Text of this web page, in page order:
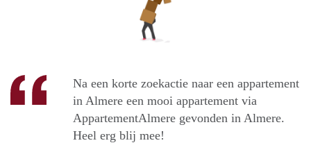
Na een korte zoekactie naar een appartement
in Almere een mooi appartement via
AppartementAlmere gevonden in Almere.
Heel erg blij mee!